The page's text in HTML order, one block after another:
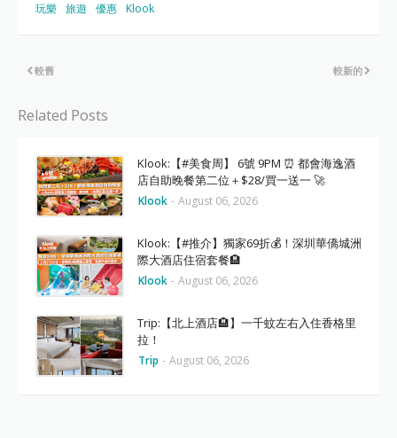
玩樂 旅遊 優惠 Klook
較新的
較舊
Related Posts
Klook:【#美食周】 6號 9PM ⏰ 都會海逸酒
店自助晚餐第二位＋$28/買一送一 🚀
Klook - August 06, 2026
Klook:【#推介】獨家69折💰！深圳華僑城洲
際大酒店住宿套餐🏨
Klook - August 06, 2026
Trip:【北上酒店🏨】一千蚊左右入住香格里
拉！
Trip - August 06, 2026